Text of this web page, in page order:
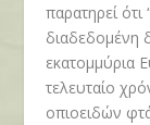
παρατηρεί
διαδεδομένη
εκατομμύρια
τελευταίο
οπιοειδών